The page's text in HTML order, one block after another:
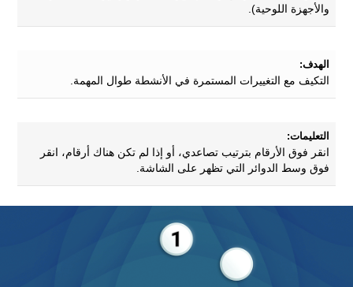
والأجهزة اللوحية).
الهدف:
التكيف مع التغييرات المستمرة في الأنشطة طوال المهمة.
التعليمات:
انقر فوق الأرقام بترتيب تصاعدي، أو إذا لم تكن هناك أرقام، انقر
فوق وسط الدوائر التي تظهر على الشاشة.